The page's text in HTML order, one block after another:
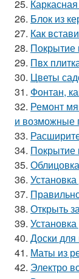
25.
26. Блок из
27. Как
28. Покрытие
29. Пвх
30. Цветы
31. Фонтан,
32. Ремонт
и возможные
33.
34. Покрытие
35.
36.
37.
38. Открыть
39.
40. Доски
41. Маты из
42. Электро